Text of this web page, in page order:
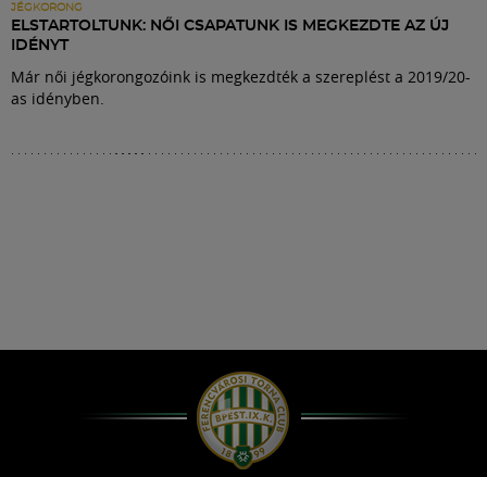
JÉGKORONG
ELSTARTOLTUNK: NŐI CSAPATUNK IS MEGKEZDTE AZ ÚJ
IDÉNYT
Már női jégkorongozóink is megkezdték a szereplést a 2019/20-
as idényben.